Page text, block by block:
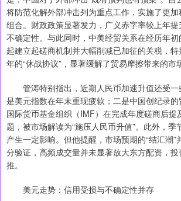
将防范化解外部冲击列为重点工作，实施了更
组合。财政政策显著发力，广义赤字率较上年
不确定性。与此同时，中美经贸关系在经历年
起建立起磋商机制并大幅削减已加征的关税，
年的“休战协议”，显著缓解了贸易摩擦带来的市
管涛特别指出，近期人民币加速升值还受一
是美元指数在年末重现疲软；二是中国创纪录
国际货币基金组织（IMF）在完成年度磋商后提
题，被市场解读为“施压人民币升值”。此外，季
产生一定影响。但他提醒，市场预期的“结汇潮
分验证，高频成交量并未显著放大东方配资，
推。
美元走势：信用受损与不确定性并存